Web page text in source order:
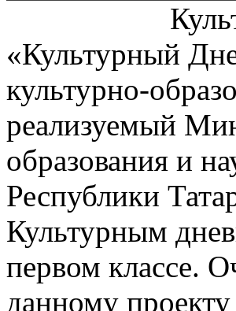
«Культурный
культурно-
реализуемый
образования и
Республики
Культурным
первом классе.
данному